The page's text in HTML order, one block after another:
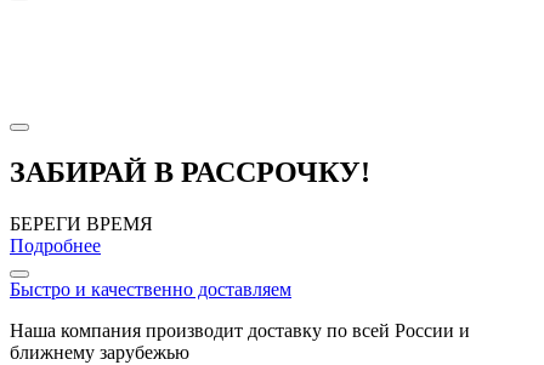
ЗАБИРАЙ В РАССРОЧКУ!
БЕРЕГИ ВРЕМЯ
Подробнее
Быстро и качественно доставляем
Наша компания производит доставку по всей России и
ближнему зарубежью